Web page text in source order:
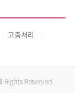
고충처리
Reserved.